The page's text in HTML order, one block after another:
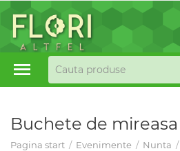
Buchete de mireasa
Pagina start / Evenimente / Nunta /